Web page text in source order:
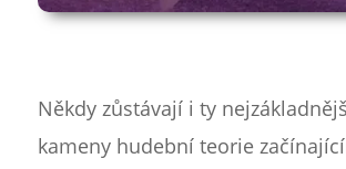
Někdy zůstávají i ty
kameny hudební teorie